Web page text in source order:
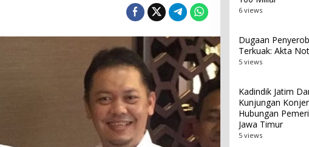
6 views
Dugaan
Terkuak: Akta
5 views
Kadindik Jatim
Kunjungan
Hubungan
Jawa Timur
5 views